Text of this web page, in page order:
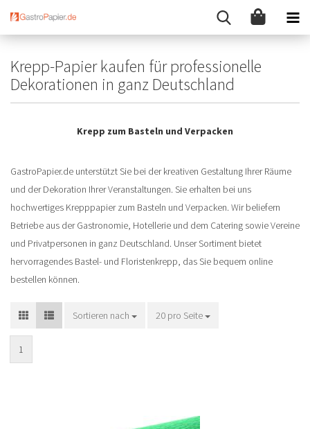
Krepp-Papier kaufen für professionelle
Dekorationen in ganz Deutschland
Krepp zum Basteln und Verpacken
GastroPapier.de unterstützt Sie bei der kreativen Gestaltung Ihrer Räume
und der Dekoration Ihrer Veranstaltungen. Sie erhalten bei uns
hochwertiges Krepppapier zum Basteln und Verpacken. Wir beliefern
Betriebe aus der Gastronomie, Hotellerie und dem Catering sowie Vereine
und Privatpersonen in ganz Deutschland. Unser Sortiment bietet
hervorragendes Bastel- und Floristenkrepp, das Sie bequem online
bestellen können.
Sortieren nach
Sortieren nach 20 pro Seite
pro Seite
1